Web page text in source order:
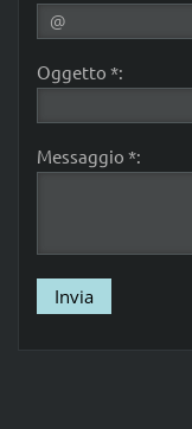
Oggetto *:
Messaggio *: